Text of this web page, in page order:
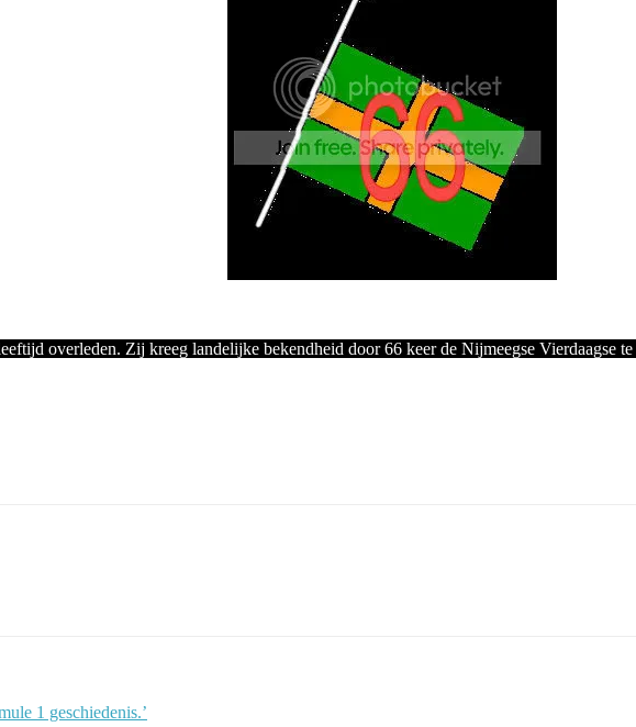
overleden. Zij kreeg landelijke bekendheid door 66 keer de Nijmeegse Vierdaagse te
1 geschiedenis.’